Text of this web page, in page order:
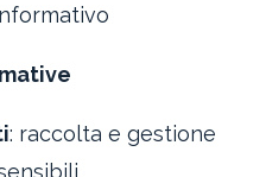
: raccolta e gestione